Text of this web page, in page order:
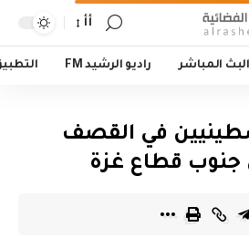
أأ
البث المباشر راديو الرشيد FM
في القصف
جنوب قطاع غزة